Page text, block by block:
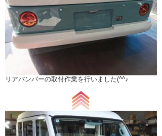
リアバンパーの取付作業を行いました(^^♪